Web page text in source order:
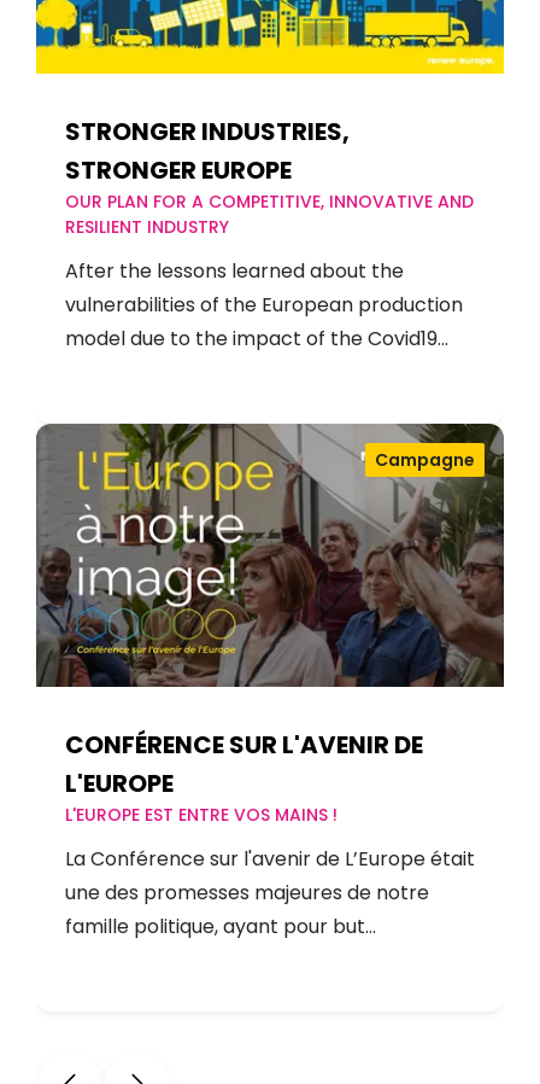
STRONGER INDUSTRIES,
STRONGER EUROPE
OUR PLAN FOR A COMPETITIVE, INNOVATIVE AND
RESILIENT INDUSTRY
After the lessons learned about the
vulnerabilities of the European production
model due to the impact of the Covid19…
CONFÉRENCE SUR L'AVENIR DE
L'EUROPE
L'EUROPE EST ENTRE VOS MAINS !
Campagne
La Conférence sur l'avenir de L’Europe était
une des promesses majeures de notre
famille politique, ayant pour but…